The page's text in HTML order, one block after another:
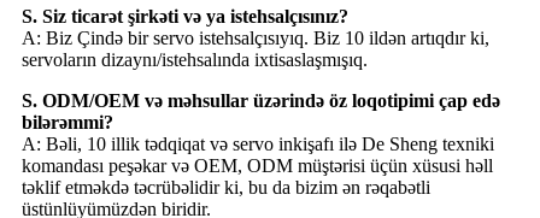
S. Siz ticarət şirkəti və ya istehsalçısınız?
A: Biz Çində bir servo istehsalçısıyıq. Biz 10 ildən artıqdır ki,
servoların dizaynı/istehsalında ixtisaslaşmışıq.
S. ODM/OEM və məhsullar üzərində öz loqotipimi çap edə
bilərəmmi?
A: Bəli, 10 illik tədqiqat və servo inkişafı ilə De Sheng texniki
komandası peşəkar və OEM, ODM müştərisi üçün xüsusi həll
təklif etməkdə təcrübəlidir ki, bu da bizim ən rəqabətli
üstünlüyümüzdən biridir.